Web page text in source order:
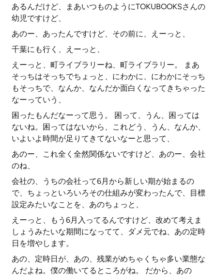
あるんだけど、まあいつものようにTOKUBOOKSさんの
幼児ですけど、
あのー、あったんですけど、その前に、えーっと、
千葉にも行く、えーっと、
えーっと、町ライブラリーね、町ライブラリー。 まあ
そっちはそっちでちょっと、にわかに、にわかにそっち
もそっちで、なんか、なんだか面白くなってきちゃった
なーっていう、
困ったもんだなーって思う。 困って、うん、困っては
ないね。困ってはないから、これどう、うん、なんか、
いよいよ時間が足りてきてないなーと思って、
あのー、これ全く全然関係ないですけど、あのー、会社
のね、
会社の、うちの会社って6月から新しい期が始まるの
で、ちょっといろいろその仕組みが変わったんで、目標
設定みたいなことを、あのちょっと、
えーっと、もう6月入ってるんですけど、改めて考えま
しょうみたいな期間になってて、ダメ元でね、あの定時
日を増やします。
あの、定時日が、あの、残業がめちゃくちゃ多い業態な
んだよね。僕の働いてるところがね。 だから、あの